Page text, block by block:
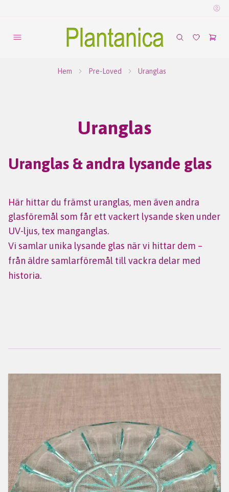
Hem Pre-Loved Uranglas
Uranglas
Uranglas & andra lysande glas
Här hittar du främst uranglas, men även andra
glasföremål som får ett vackert lysande sken under
UV-ljus, tex manganglas.
Vi samlar unika lysande glas när vi hittar dem –
från äldre samlarföremål till vackra delar med
historia.